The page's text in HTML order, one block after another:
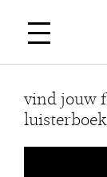
vind jouw